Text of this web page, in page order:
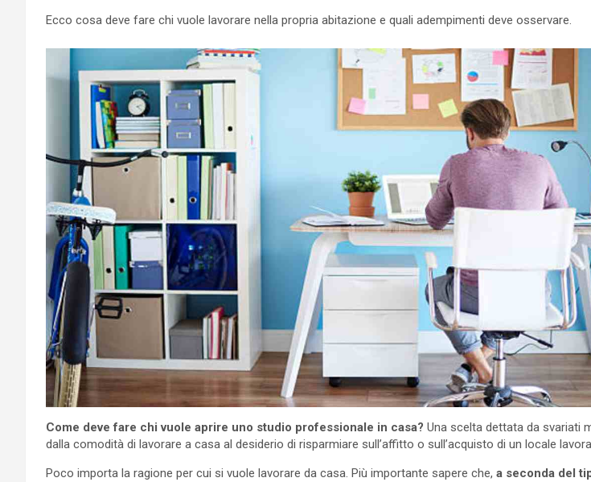
Ecco cosa deve fare chi vuole lavorare nella propria abitazione e quali adempimenti deve osservare.
Come deve fare chi vuole aprire uno studio professionale in casa? Una scelta dettata da svariati
dalla comodità di lavorare a casa al desiderio di risparmiare sull’affitto o sull’acquisto di un locale
Poco importa la ragione per cui si vuole lavorare da casa. Più importante sapere che, a seconda del